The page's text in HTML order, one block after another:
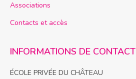
Associations
Contacts et accès
INFORMATIONS DE CONTACT
ÉCOLE PRIVÉE DU CHÂTEAU